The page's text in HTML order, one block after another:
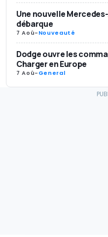
Une nouvelle
débarque
7 Aoû-Nouveauté
Dodge ouvre les
Charger en Europe
7 Aoû-General